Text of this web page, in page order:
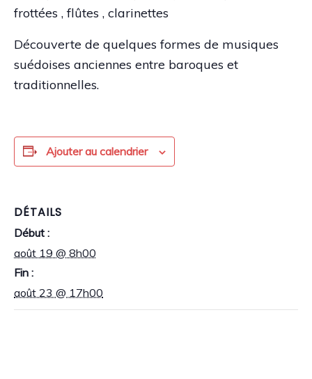
frottées , flûtes , clarinettes
Découverte de quelques formes de musiques
suédoises anciennes entre baroques et
traditionnelles.
Ajouter au calendrier
DÉTAILS
Début :
août 19 @ 8h00
Fin :
août 23 @ 17h00